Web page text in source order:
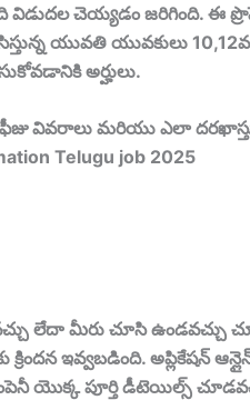
చెయ్యడం జరిగింది. ఈ
యువతి యువకులు 10,12వ
అర్హులు.
వివరాలు మరియు ఎలా
Telugu job 2025
లేదా మీరు చూసి ఉండవచ్చు
ఇవ్వబడింది. అప్లికేషన్
యొక్క పూర్తి డీటెయిల్స్